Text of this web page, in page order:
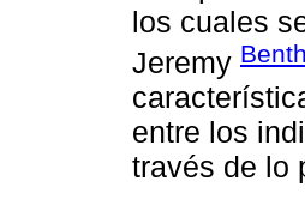
los cuales
Jeremy
entre los
través de lo